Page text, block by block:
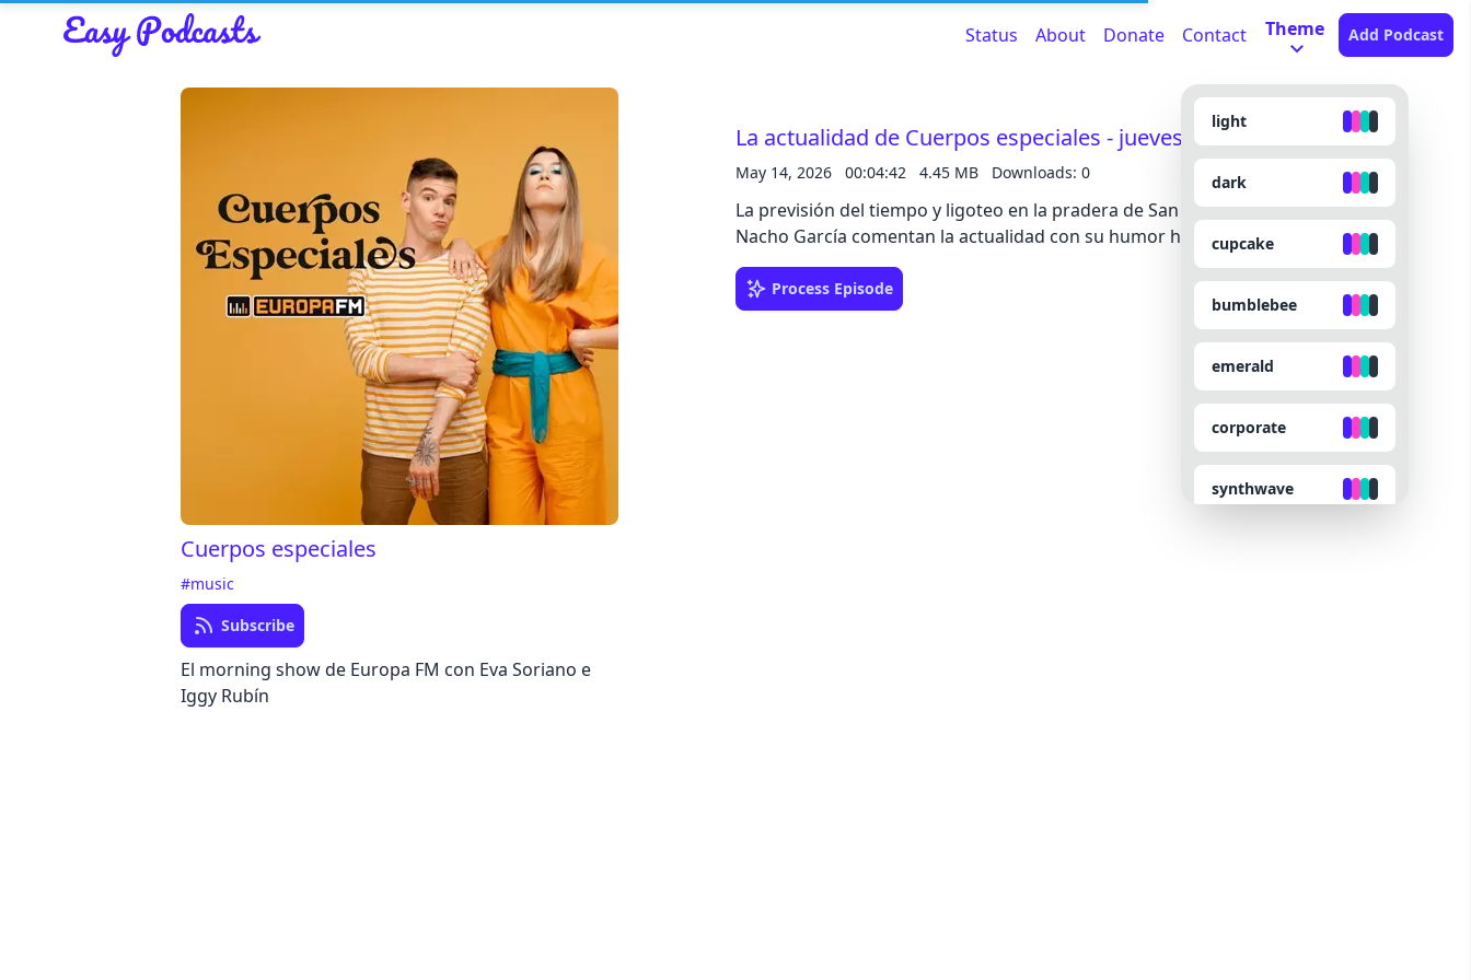
Read about our content policies here
Cancel Save
Status About Donate Contact Theme
light
dark
cupcake
bumblebee
emerald
corporate
synthwave
Add Podcast
Cuerpos especiales
#music
Subscribe
El morning show de Europa FM con Eva Soriano e
Iggy Rubín
Cancel
La actualidad de Cuerpos especiales - jueves 14 de mayo de 2026
May 14, 2026 00:04:42 4.45 MB Downloads: 0
La previsión del tiempo y ligoteo en la pradera de San Isidro. Eva Soriano y
Nacho García comentan la actualidad con su humor habitual.
Process Episode